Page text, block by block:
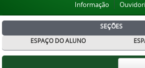
Informação
SEÇÕES
ESPAÇO DO ALUNO